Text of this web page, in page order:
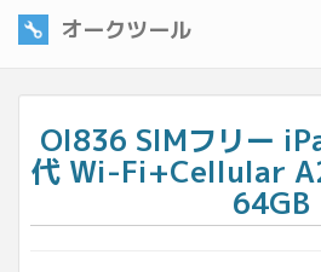
オークツール
OI836 SIMフリー
代 Wi-Fi+Cellular
64GB